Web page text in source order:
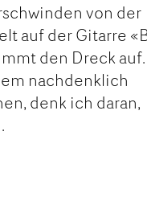
von der
auf der Gitarre
den Dreck
nachdenklich
denk ich daran,